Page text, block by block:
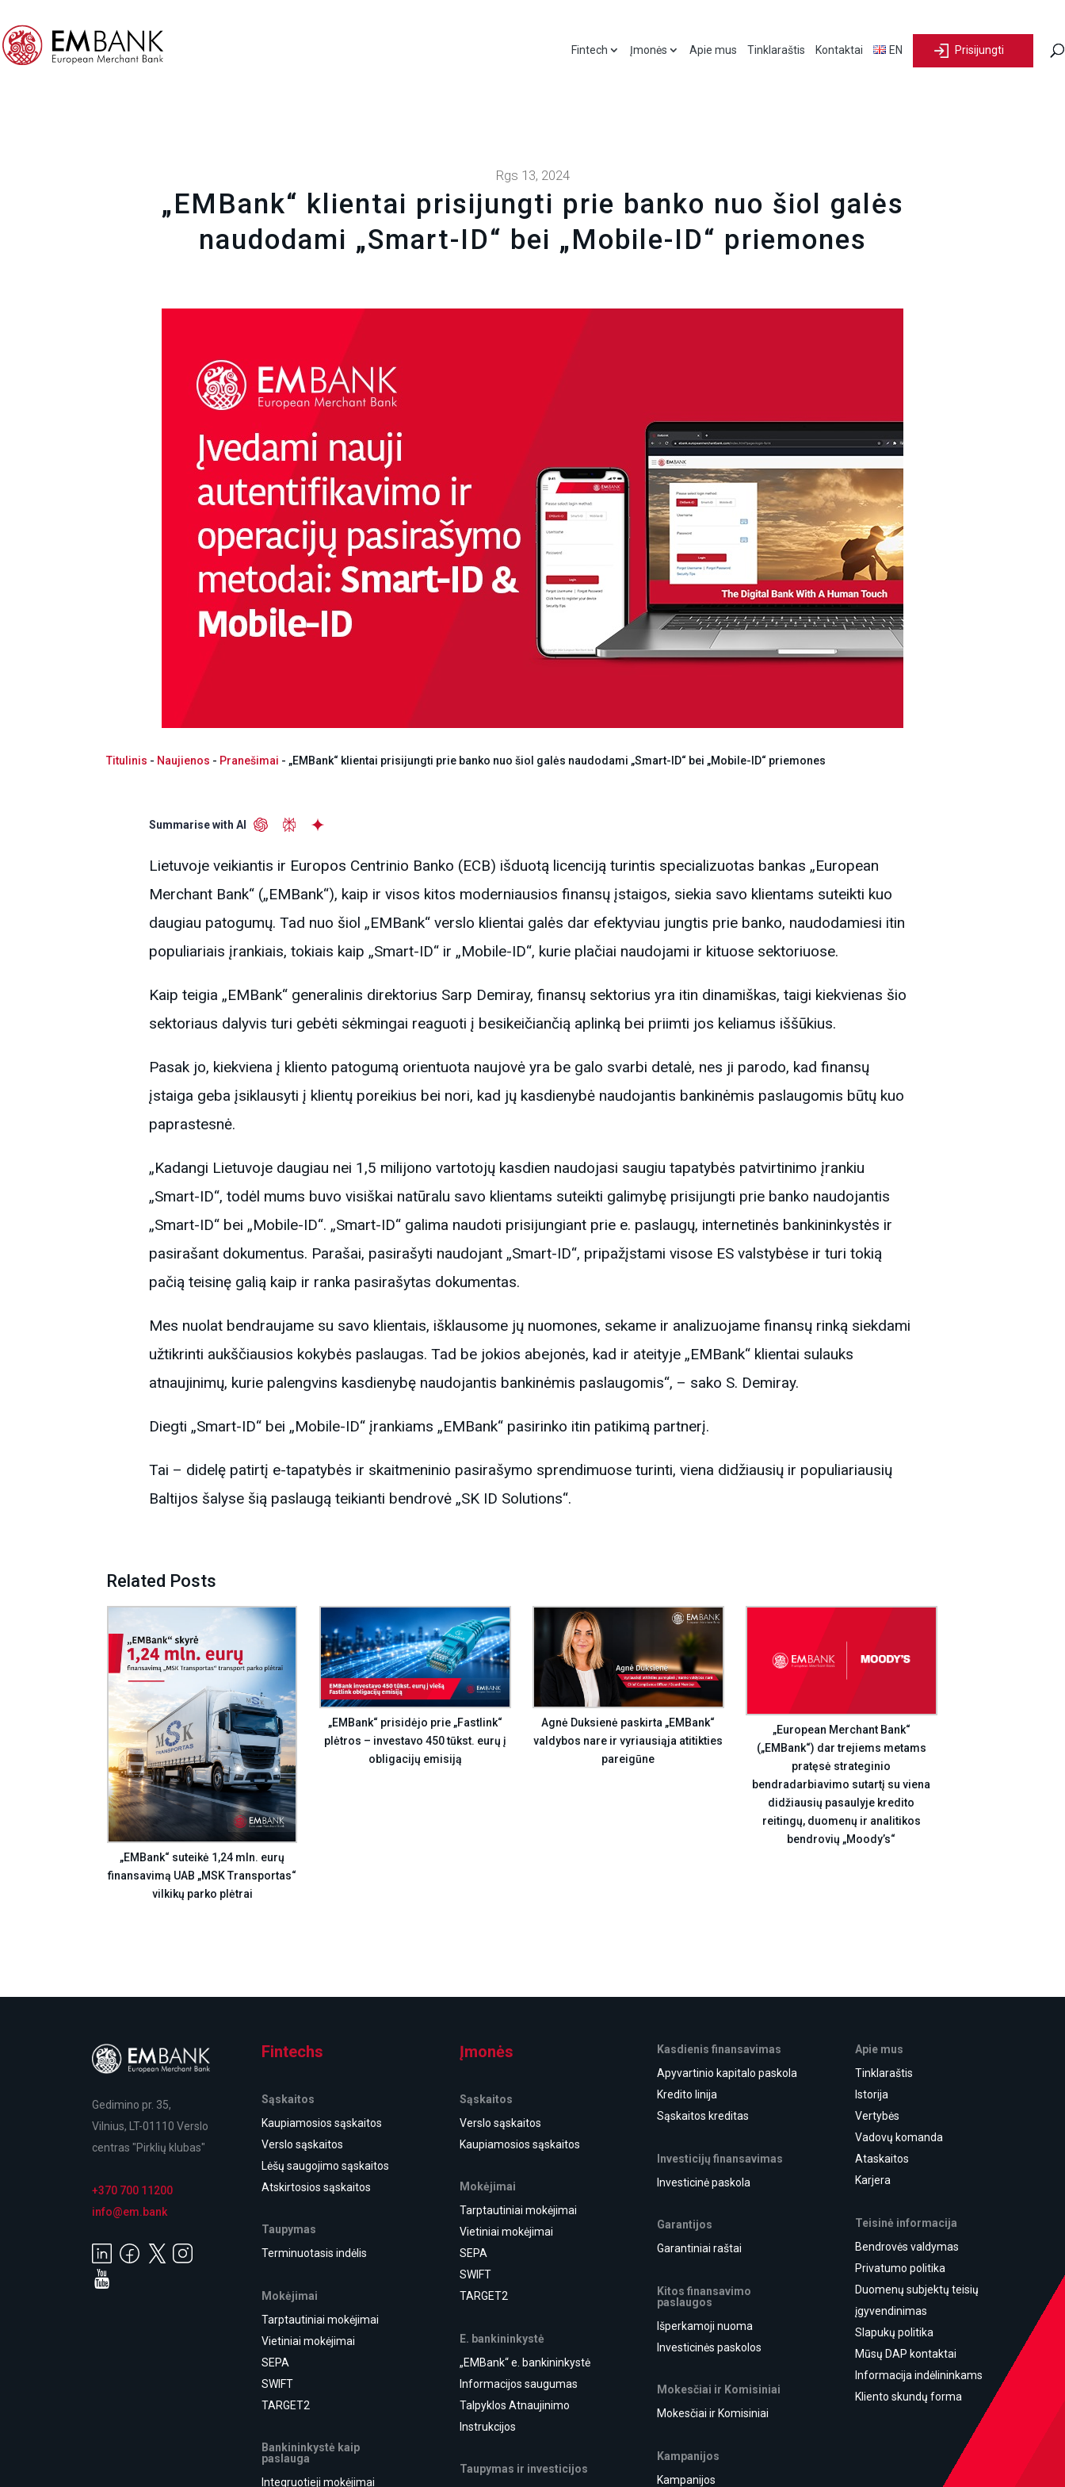
Fintech Įmonės Apie mus Tinklaraštis Kontaktai EN Prisijungti
Rgs 13, 2024
„EMBank“ klientai prisijungti prie banko nuo šiol galės
naudodami „Smart-ID“ bei „Mobile-ID“ priemones
Titulinis - Naujienos - Pranešimai - „EMBank“ klientai prisijungti prie banko nuo šiol galės naudodami „Smart-ID“ bei „Mobile-ID“ priemones
Summarise with AI
Lietuvoje veikiantis ir Europos Centrinio Banko (ECB) išduotą licenciją turintis specializuotas bankas „European
Merchant Bank“ („EMBank“), kaip ir visos kitos moderniausios finansų įstaigos, siekia savo klientams suteikti kuo
daugiau patogumų. Tad nuo šiol „EMBank“ verslo klientai galės dar efektyviau jungtis prie banko, naudodamiesi itin
populiariais įrankiais, tokiais kaip „Smart-ID“ ir „Mobile-ID“, kurie plačiai naudojami ir kituose sektoriuose.
Kaip teigia „EMBank“ generalinis direktorius Sarp Demiray, finansų sektorius yra itin dinamiškas, taigi kiekvienas šio
sektoriaus dalyvis turi gebėti sėkmingai reaguoti į besikeičiančią aplinką bei priimti jos keliamus iššūkius.
Pasak jo, kiekviena į kliento patogumą orientuota naujovė yra be galo svarbi detalė, nes ji parodo, kad finansų
įstaiga geba įsiklausyti į klientų poreikius bei nori, kad jų kasdienybė naudojantis bankinėmis paslaugomis būtų kuo
paprastesnė.
„Kadangi Lietuvoje daugiau nei 1,5 milijono vartotojų kasdien naudojasi saugiu tapatybės patvirtinimo įrankiu
„Smart-ID“, todėl mums buvo visiškai natūralu savo klientams suteikti galimybę prisijungti prie banko naudojantis
„Smart-ID“ bei „Mobile-ID“. „Smart-ID“ galima naudoti prisijungiant prie e. paslaugų, internetinės bankininkystės ir
pasirašant dokumentus. Parašai, pasirašyti naudojant „Smart-ID“, pripažįstami visose ES valstybėse ir turi tokią
pačią teisinę galią kaip ir ranka pasirašytas dokumentas.
Mes nuolat bendraujame su savo klientais, išklausome jų nuomones, sekame ir analizuojame finansų rinką siekdami
užtikrinti aukščiausios kokybės paslaugas. Tad be jokios abejonės, kad ir ateityje „EMBank“ klientai sulauks
atnaujinimų, kurie palengvins kasdienybę naudojantis bankinėmis paslaugomis“, – sako S. Demiray.
Diegti „Smart-ID“ bei „Mobile-ID“ įrankiams „EMBank“ pasirinko itin patikimą partnerį.
Tai – didelę patirtį e-tapatybės ir skaitmeninio pasirašymo sprendimuose turinti, viena didžiausių ir populiariausių
Baltijos šalyse šią paslaugą teikianti bendrovė „SK ID Solutions“.
Related Posts
„EMBank“ suteikė 1,24 mln. eurų
finansavimą UAB „MSK Transportas“
vilkikų parko plėtrai
„EMBank“ prisidėjo prie „Fastlink“
plėtros – investavo 450 tūkst. eurų į
obligacijų emisiją
Agnė Duksienė paskirta „EMBank“
valdybos nare ir vyriausiąja atitikties
pareigūne
„European Merchant Bank“
(„EMBank“) dar trejiems metams
pratęsė strateginio
bendradarbiavimo sutartį su viena
didžiausių pasaulyje kredito
reitingų, duomenų ir analitikos
bendrovių „Moody’s“
Gedimino pr. 35,
Vilnius, LT-01110 Verslo
centras "Pirklių klubas"
+370 700 11200
info@em.bank
Fintechs
Sąskaitos
Kaupiamosios sąskaitos
Verslo sąskaitos
Lėšų saugojimo sąskaitos
Atskirtosios sąskaitos
Taupymas
Terminuotasis indėlis
Mokėjimai
Tarptautiniai mokėjimai
Vietiniai mokėjimai
SEPA
SWIFT
TARGET2
Bankininkystė kaip
paslauga
Integruotieji mokėjimai
Įmonės
Sąskaitos
Verslo sąskaitos
Kaupiamosios sąskaitos
Mokėjimai
Tarptautiniai mokėjimai
Vietiniai mokėjimai
SEPA
SWIFT
TARGET2
E. bankininkystė
„EMBank“ e. bankininkystė
Informacijos saugumas
Talpyklos Atnaujinimo
Instrukcijos
Taupymas ir investicijos
Kasdienis finansavimas
Apyvartinio kapitalo paskola
Kredito linija
Sąskaitos kreditas
Investicijų finansavimas
Investicinė paskola
Garantijos
Garantiniai raštai
Kitos finansavimo
paslaugos
Išperkamoji nuoma
Investicinės paskolos
Mokesčiai ir Komisiniai
Mokesčiai ir Komisiniai
Kampanijos
Kampanijos
Apie mus
Tinklaraštis
Istorija
Vertybės
Vadovų komanda
Ataskaitos
Karjera
Teisinė informacija
Bendrovės valdymas
Privatumo politika
Duomenų subjektų teisių
įgyvendinimas
Slapukų politika
Mūsų DAP kontaktai
Informacija indėlininkams
Kliento skundų forma